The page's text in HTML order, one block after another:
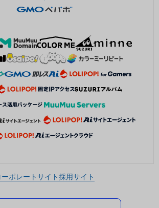
ーポレートサイト採用サイト